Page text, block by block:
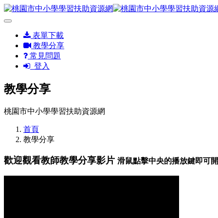
表單下載
教學分享
常見問題
登入
教學分享
桃園市中小學學習扶助資源網
首頁
教學分享
歡迎觀看教師教學分享影片 滑鼠點擊中央的播放鍵即可